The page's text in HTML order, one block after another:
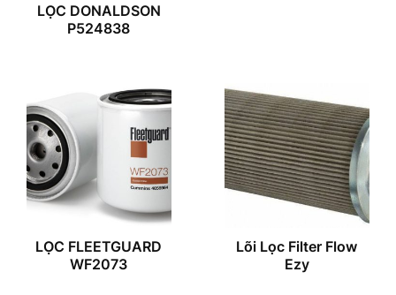
LỌC DONALDSON
P524838
LỌC FLEETGUARD
WF2073
Lõi Lọc Filter Flow
Ezy